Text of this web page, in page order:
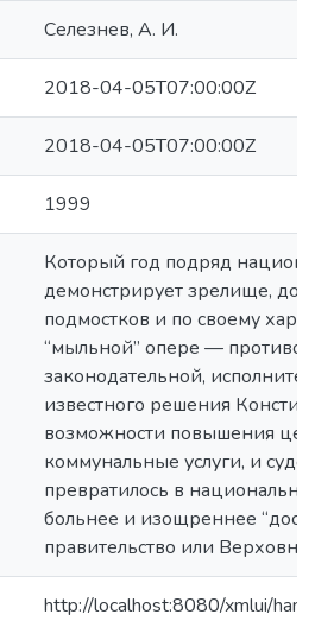
Селезнев, А. И.
2018-04-05T07:00:00Z
2018-04-05T07:00:00Z
1999
Который год подряд
демонстрирует зрелище,
подмостков и по своему
“мыльной” опере —
законодательной,
известного решения
возможности повышения
коммунальные услуги, и
превратилось в
больнее и изощреннее
правительство или
http://localhost:8080/xmlui/